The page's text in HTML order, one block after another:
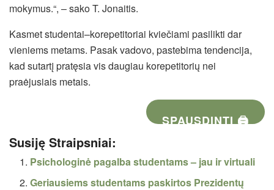
mokymus.“, – sako T. Jonaitis.
Kasmet studentai–korepetitoriai kviečiami pasilikti dar
vieniems metams. Pasak vadovo, pastebima tendencija,
kad sutartį pratęsia vis daugiau korepetitorių nei
praėjusiais metais.
SPAUSDINTI 🖨
Susiję Straipsniai:
Psichologinė pagalba studentams – jau ir virtuali
Geriausiems studentams paskirtos Prezidentų